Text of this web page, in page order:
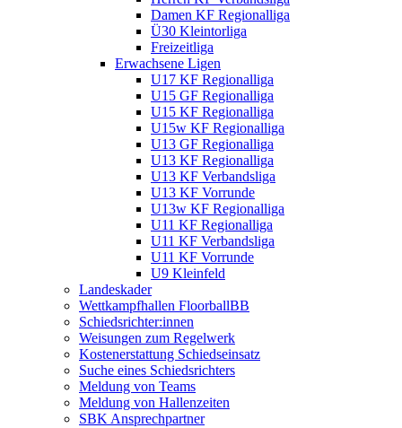
Damen KF Regionalliga
Ü30 Kleintorliga
Freizeitliga
Erwachsene Ligen
U17 KF Regionalliga
U15 GF Regionalliga
U15 KF Regionalliga
U15w KF Regionalliga
U13 GF Regionalliga
U13 KF Regionalliga
U13 KF Verbandsliga
U13 KF Vorrunde
U13w KF Regionalliga
U11 KF Regionalliga
U11 KF Verbandsliga
U11 KF Vorrunde
U9 Kleinfeld
Landeskader
Wettkampfhallen FloorballBB
Schiedsrichter:innen
Weisungen zum Regelwerk
Kostenerstattung Schiedseinsatz
Suche eines Schiedsrichters
Meldung von Teams
Meldung von Hallenzeiten
SBK Ansprechpartner